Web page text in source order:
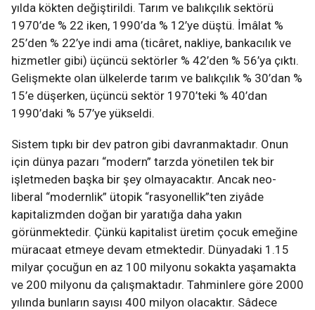
yılda kökten değiştirildi. Tarım ve balıkçılık sektörü
1970’de % 22 iken, 1990’da % 12’ye düştü. İmâlat %
25’den % 22’ye indi ama (ticâret, nakliye, bankacılık ve
hizmetler gibi) üçüncü sektörler % 42’den % 56’ya çıktı.
Gelişmekte olan ülkelerde tarım ve balıkçılık % 30’dan %
15’e düşerken, üçüncü sektör 1970’teki % 40’dan
1990’daki % 57’ye yükseldi.
Sistem tıpkı bir dev patron gibi davranmaktadır. Onun
için dünya pazarı “modern” tarzda yönetilen tek bir
işletmeden başka bir şey olmayacaktır. Ancak neo-
liberal “modernlik” ütopik “rasyonellik”ten ziyâde
kapitalizmden doğan bir yaratığa daha yakın
görünmektedir. Çünkü kapitalist üretim çocuk emeğine
müracaat etmeye devam etmektedir. Dünyadaki 1.15
milyar çocuğun en az 100 milyonu sokakta yaşamakta
ve 200 milyonu da çalışmaktadır. Tahminlere göre 2000
yılında bunların sayısı 400 milyon olacaktır. Sâdece